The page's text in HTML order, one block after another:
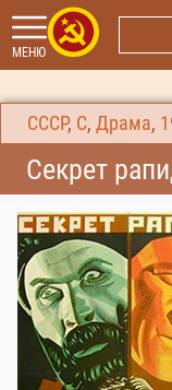
МЕНЮ
СССР, С, Драма,
Секрет